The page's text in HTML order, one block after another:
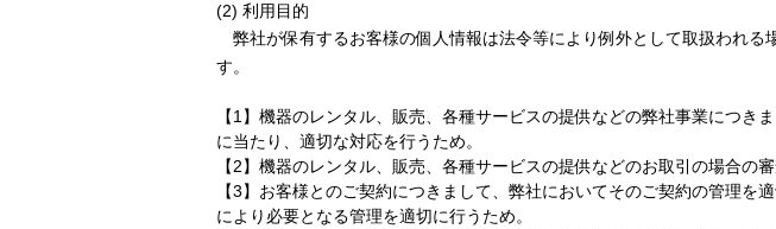
(2) 利用目的
弊社が保有するお客様の個人情報は法令等により例外として取扱われる
す。
【1】機器のレンタル、販売、各種サービスの提供などの弊社事業につ
に当たり、適切な対応を行うため。
【2】機器のレンタル、販売、各種サービスの提供などのお取引の場合の
【3】お客様とのご契約につきまして、弊社においてそのご契約の管理
により必要となる管理を適切に行うため。